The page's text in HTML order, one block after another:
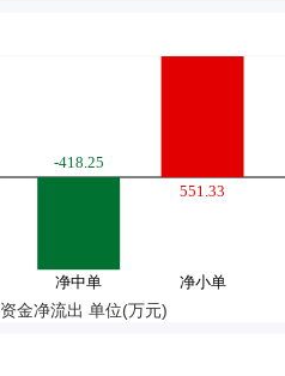
资金净流出 单位(万元)